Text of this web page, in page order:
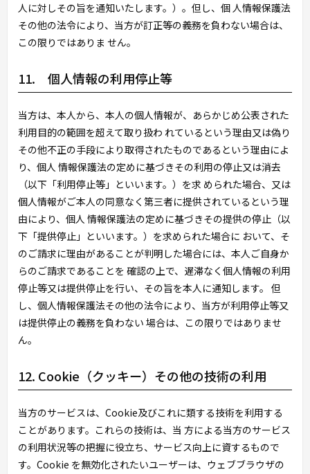
人に対しその旨を通知いたします。）。但し、個 人情報保護法
その他の法令により、当方が訂正等の義務を負わない場合は、
この限りではありま せん。
11. 個人情報の利用停止等
当方は、本人から、本人の個人情報が、あらかじめ公表された
利用目的の範囲を超えて取り扱わ れているという理由又は偽り
その他不正の手段により取得されたものであるという理由によ
り、個人 情報保護法の定めに基づきその利用の停止又は消去
（以下「利用停止等」といいます。）を求 められた場合、又は
個人情報がご本人の同意なく第三者に提供されているという理
由により、個人 情報保護法の定めに基づきその提供の停止（以
下「提供停止」といいます。）を求められた場合に おいて、そ
のご請求に理由があることが判明した場合には、本人ご自身か
らのご請求であることを 確認の上で、遅滞なく個人情報の利用
停止等又は提供停止を行い、その旨を本人に通知します。 但
し、個人情報保護法その他の法令により、当方が利用停止等又
は提供停止の義務を負わない 場合は、この限りではありませ
ん。
12. Cookie（クッキー）その他の技術の利用
当方のサービスは、Cookie及びこれに類する技術を利用する
ことがあります。これらの技術は、当 方による当方のサービス
の利用状況等の把握に役立ち、サービス向上に資するもので
す。Cookie を無効化されたいユーザーは、ウェブブラウザの